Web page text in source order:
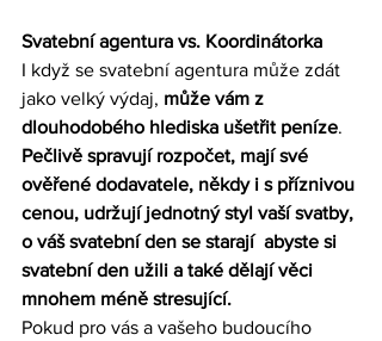
Svatební agentura vs. Koordinátorka
I když se svatební agentura může zdát
jako velký výdaj, může vám z
dlouhodobého hlediska ušetřit peníze.
Pečlivě spravují rozpočet, mají své
ověřené dodavatele, někdy i s příznivou
cenou, udržují jednotný styl vaší svatby,
o váš svatební den se starají  abyste si
svatební den užili a také dělají věci
mnohem méně stresující.
Pokud pro vás a vašeho budoucího